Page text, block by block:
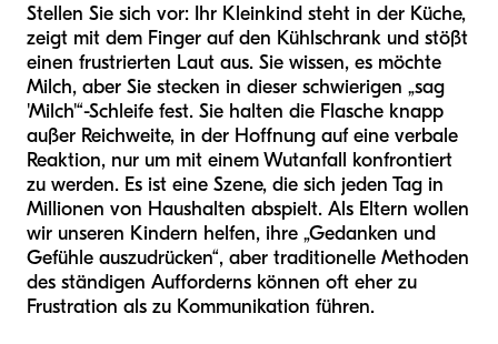
Stellen Sie sich vor: Ihr Kleinkind steht in der Küche,
zeigt mit dem Finger auf den Kühlschrank und stößt
einen frustrierten Laut aus. Sie wissen, es möchte
Milch, aber Sie stecken in dieser schwierigen „sag
'Milch'“-Schleife fest. Sie halten die Flasche knapp
außer Reichweite, in der Hoffnung auf eine verbale
Reaktion, nur um mit einem Wutanfall konfrontiert
zu werden. Es ist eine Szene, die sich jeden Tag in
Millionen von Haushalten abspielt. Als Eltern wollen
wir unseren Kindern helfen, ihre „Gedanken und
Gefühle auszudrücken“, aber traditionelle Methoden
des ständigen Aufforderns können oft eher zu
Frustration als zu Kommunikation führen.